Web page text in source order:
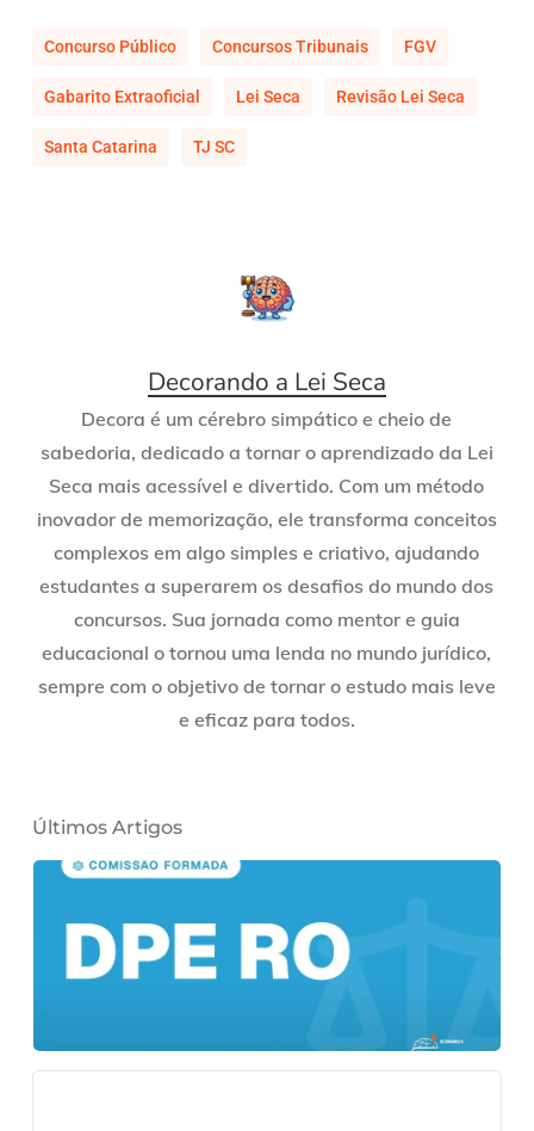
Concurso Público Concursos Tribunais FGV
Gabarito Extraoficial Lei Seca Revisão Lei Seca
Santa Catarina TJ SC
Decorando a Lei Seca
Decora é um cérebro simpático e cheio de
sabedoria, dedicado a tornar o aprendizado da Lei
Seca mais acessível e divertido. Com um método
inovador de memorização, ele transforma conceitos
complexos em algo simples e criativo, ajudando
estudantes a superarem os desafios do mundo dos
concursos. Sua jornada como mentor e guia
educacional o tornou uma lenda no mundo jurídico,
sempre com o objetivo de tornar o estudo mais leve
e eficaz para todos.
Últimos Artigos